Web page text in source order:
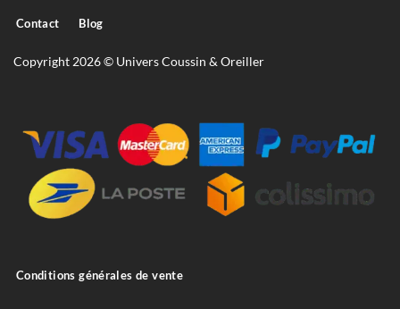
Contact Blog
Copyright 2026 © Univers Coussin & Oreiller
Conditions générales de vente